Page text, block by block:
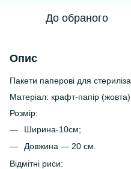
До обраного
Опис
Пакети паперові для
Матеріал: крафт-папір
Розмір:
Ширина-10см;
Довжина — 20 см.
Відмітні риси: